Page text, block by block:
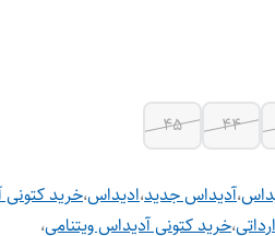
44
45
،آدیداس جدید،ادیداس،خرید
،خرید کتونی آدیداس ویتنامی،